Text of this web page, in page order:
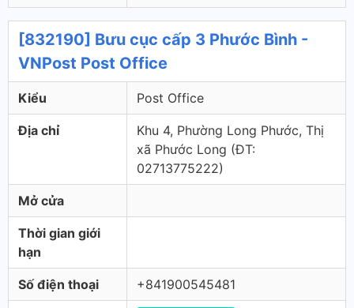
[832190] Bưu cục cấp 3 Phước Bình -
VNPost Post Office
Kiểu Post Office
Địa chỉ
Khu 4, Phường Long Phước, Thị
xã Phước Long (ÐT:
02713775222)
Mở cửa
Thời gian giới
hạn
Số điện thoại +841900545481